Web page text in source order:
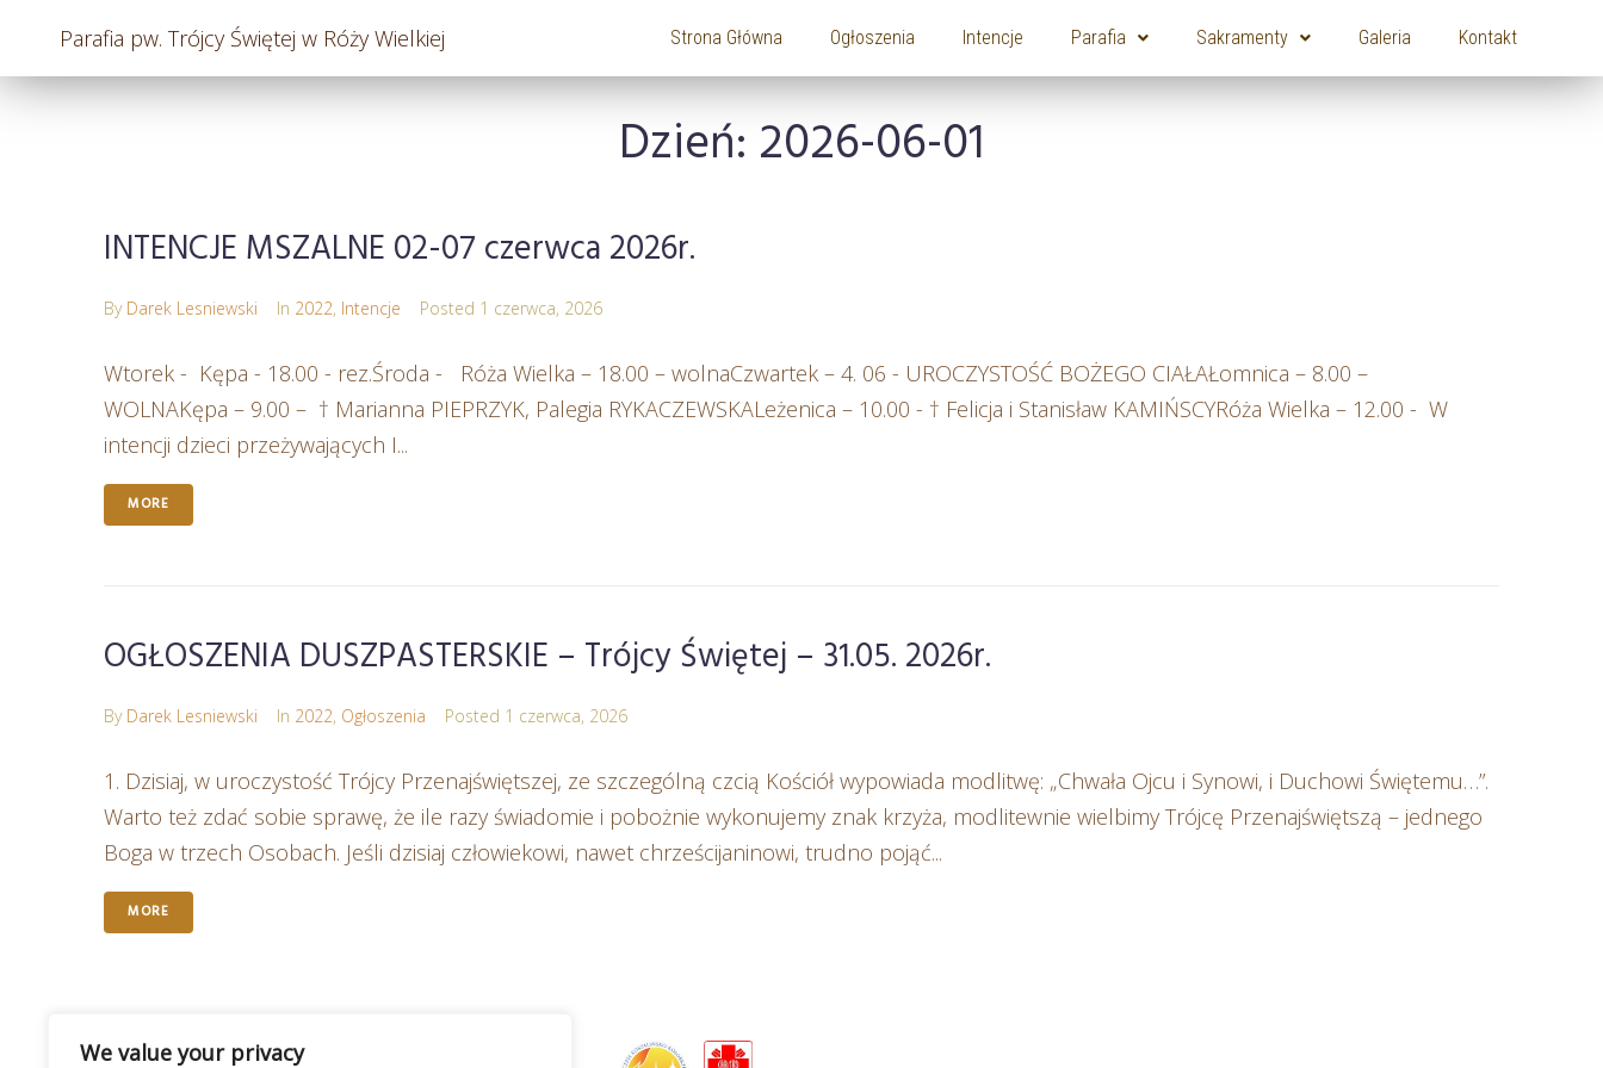
We value your privacy
Parafia pw. Trójcy Świętej w Róży Wielkiej Strona Główna Ogłoszenia Intencje Parafia Sakramenty Galeria Kontakt
Dzień: 2026-06-01
INTENCJE MSZALNE 02-07 czerwca 2026r.
By Darek Lesniewski In 2022, Intencje Posted 1 czerwca, 2026
Wtorek - Kępa - 18.00 - rez.Środa - Róża Wielka – 18.00 – wolnaCzwartek – 4. 06 - UROCZYSTOŚĆ BOŻEGO CIAŁAŁomnica – 8.00 –
WOLNAKępa – 9.00 – † Marianna PIEPRZYK, Palegia RYKACZEWSKALeżenica – 10.00 - † Felicja i Stanisław KAMIŃSCYRóża Wielka – 12.00 - W
intencji dzieci przeżywających I...
MORE
OGŁOSZENIA DUSZPASTERSKIE – Trójcy Świętej – 31.05. 2026r.
By Darek Lesniewski In 2022, Ogłoszenia Posted 1 czerwca, 2026
1. Dzisiaj, w uroczystość Trójcy Przenajświętszej, ze szczególną czcią Kościół wypowiada modlitwę: „Chwała Ojcu i Synowi, i Duchowi Świętemu…”.
Warto też zdać sobie sprawę, że ile razy świadomie i pobożnie wykonujemy znak krzyża, modlitewnie wielbimy Trójcę Przenajświętszą – jednego
Boga w trzech Osobach. Jeśli dzisiaj człowiekowi, nawet chrześcijaninowi, trudno pojąć...
MORE